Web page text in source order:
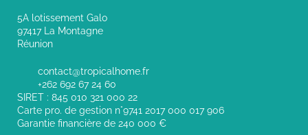
5A lotissement Galo
97417 La Montagne
Réunion
contact@tropicalhome.fr
+262 692 67 24 60
SIRET : 845 010 321 000 22
Carte pro. de gestion n°9741 2017 000 017 906
Garantie financière de 240 000 €